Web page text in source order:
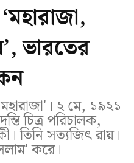
ভারতের
২ মে, ১৯২১
চিত্র পরিচালক,
তিনি সত্যজিৎ রায়।
করে।